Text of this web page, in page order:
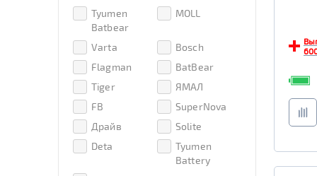
Tyumen
Batbear
MOLL
Varta
Bosch
Flagman
BatBear
Tiger
ЯМАЛ
FB
SuperNova
Драйв
Solite
Deta
Tyumen
Battery